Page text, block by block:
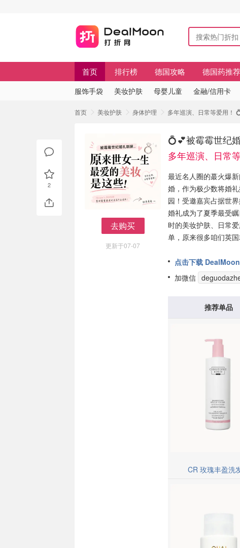
首页 排行榜 德国攻略 德国药推荐
服饰手袋 美妆护肤 母婴儿童 金融/信用卡
首页 美妆护肤 身体护理 多年巡演、日常等爱用！
去购买
更新于07-07
💍💕被霉霉世纪
多年巡演、日常
最近名人圈的蕞火爆
婚，作为极少数将婚
园！受邀嘉宾占据世
婚礼成为了夏季最受
时的美妆护肤、日常
单，原来很多咱们英
点击下载
加微信
推荐单品
CR 玫瑰丰盈洗
2